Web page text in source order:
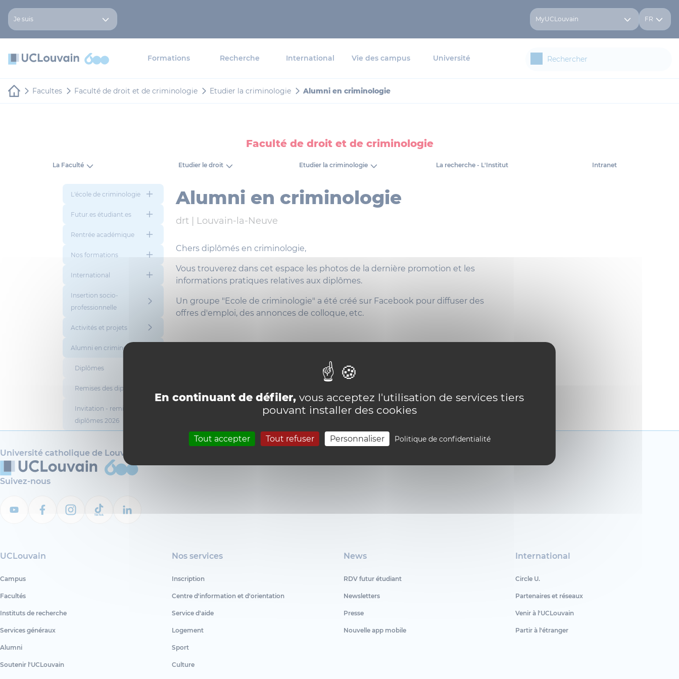
Panneau de gestion des cookies
En continuant de défiler, vous acceptez l'utilisation de services tiers
pouvant installer des cookies
Tout accepter Tout refuser Personnaliser Politique de confidentialité
Je suis MyUCLouvain FR
Formations Recherche International Vie des campus Université
Facultes Faculté de droit et de criminologie Etudier la criminologie Alumni en criminologie
Faculté de droit et de criminologie
La Faculté Etudier le droit Etudier la criminologie La recherche - L'Institut Intranet
L'école de criminologie
Futur.es étudiant.es
Rentrée académique
Nos formations
International
Insertion socio-
professionnelle
Activités et projets
Alumni en criminologie
Diplômes
Remises des diplômes
Invitation - remise des
diplômes 2026
Alumni en criminologie
drt | Louvain-la-Neuve
Chers diplômés en criminologie,
Vous trouverez dans cet espace les photos de la dernière promotion et les
informations pratiques relatives aux diplômes.
Un groupe "Ecole de criminologie" a été créé sur Facebook pour diffuser des
offres d'emploi, des annonces de colloque, etc.
Université catholique de Louvain
Suivez-nous
UCLouvain
Campus
Facultés
Instituts de recherche
Services généraux
Alumni
Soutenir l'UCLouvain
Nos services
Inscription
Centre d'information et d'orientation
Service d'aide
Logement
Sport
Culture
News
RDV futur étudiant
Newsletters
Presse
Nouvelle app mobile
International
Circle U.
Partenaires et réseaux
Venir à l'UCLouvain
Partir à l'étranger